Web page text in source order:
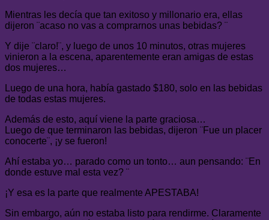
Mientras les decía que tan exitoso y millonario era, ellas
dijeron ¨acaso no vas a comprarnos unas bebidas? ¨
Y dije ¨claro!¨, y luego de unos 10 minutos, otras mujeres
vinieron a la escena, aparentemente eran amigas de estas
dos mujeres…
Luego de una hora, había gastado $180, solo en las bebidas
de todas estas mujeres.
Además de esto, aquí viene la parte graciosa…
Luego de que terminaron las bebidas, dijeron ¨Fue un placer
conocerte¨, ¡y se fueron!
Ahí estaba yo… parado como un tonto… aun pensando: ¨En
donde estuve mal esta vez? ¨
¡Y esa es la parte que realmente APESTABA!
Sin embargo, aún no estaba listo para rendirme. Claramente